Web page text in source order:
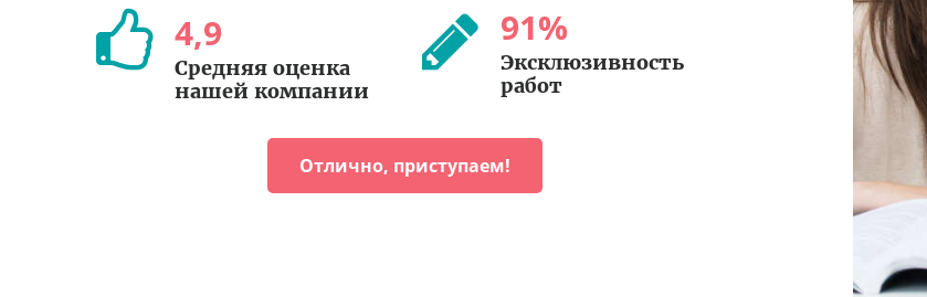
4,9
Средняя оценка
нашей компании
91%
Эксклюзивность
работ
Отлично, приступаем!